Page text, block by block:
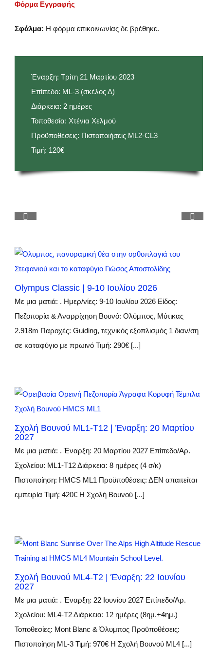
Φόρμα Εγγραφής
Σφάλμα: Η φόρμα επικοινωνίας δε βρέθηκε.
Έναρξη: Τρίτη 21 Μαρτίου 2023
Επίπεδο: ML-3 (σκέλος Δ)
Διάρκεια: 2 ημέρες
Τοποθεσία: Χτένια Χελμού
Προϋποθέσεις: Πιστοποιήσεις ML2-CL3
Τιμή: 120€
Olympus Classic | 9-10 Ιουλίου 2026
Με μια ματιά: . Ημερ/νίες: 9-10 Ιουλίου 2026 Είδος:
Πεζοπορία & Αναρρίχηση Βουνό: Ολύμπος, Μύτικας
2.918m Παροχές: Guiding, τεχνικός εξοπλισμός 1 διαν/ση
σε καταφύγιο με πρωινό Τιμή: 290€ [...]
Σχολή Βουνού ML1-T12 | Έναρξη: 20 Μαρτίου
2027
Με μια ματιά: . Έναρξη: 20 Μαρτίου 2027 Επίπεδο/Αρ.
Σχολείου: ML1-Τ12 Διάρκεια: 8 ημέρες (4 σ/κ)
Πιστοποίηση: HMCS ML1 Προϋποθέσεις: ΔΕΝ απαιτείται
εμπειρία Τιμή: 420€ Η Σχολή Βουνού [...]
Σχολή Βουνού ML4-T2 | Έναρξη: 22 Ιουνίου
2027
Με μια ματιά: . Έναρξη: 22 Ιουνίου 2027 Επίπεδο/Αρ.
Σχολείου: ML4-Τ2 Διάρκεια: 12 ημέρες (8ημ.+4ημ.)
Τοποθεσίες: Mont Blanc & Όλυμπος Προϋποθέσεις:
Πιστοποίηση ML-3 Τιμή: 970€ Η Σχολή Βουνού ML4 [...]